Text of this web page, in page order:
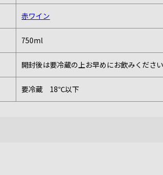
赤ワイン
750ml
開封後は要冷蔵の上お早めにお飲みくださ
要冷蔵 18℃以下